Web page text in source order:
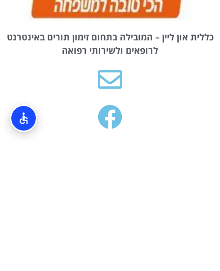
כללית און ליין – המובילה בתחום זימון תורים באינטרנט
לרופאים ולשירותי רפואה